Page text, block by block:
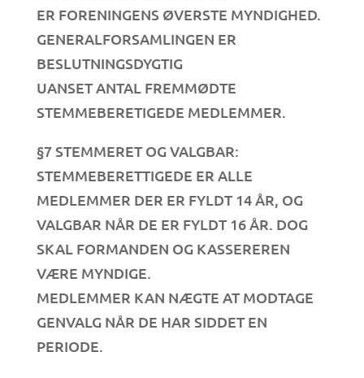
ER FORENINGENS ØVERSTE MYNDIGHED.
GENERALFORSAMLINGEN ER
BESLUTNINGSDYGTIG
UANSET ANTAL FREMMØDTE
STEMMEBERETIGEDE MEDLEMMER.
§7 STEMMERET OG VALGBAR:
STEMMEBERETTIGEDE ER ALLE
MEDLEMMER DER ER FYLDT 14 ÅR, OG
VALGBAR NÅR DE ER FYLDT 16 ÅR. DOG
SKAL FORMANDEN OG KASSEREREN
VÆRE MYNDIGE.
MEDLEMMER KAN NÆGTE AT MODTAGE
GENVALG NÅR DE HAR SIDDET EN
PERIODE.